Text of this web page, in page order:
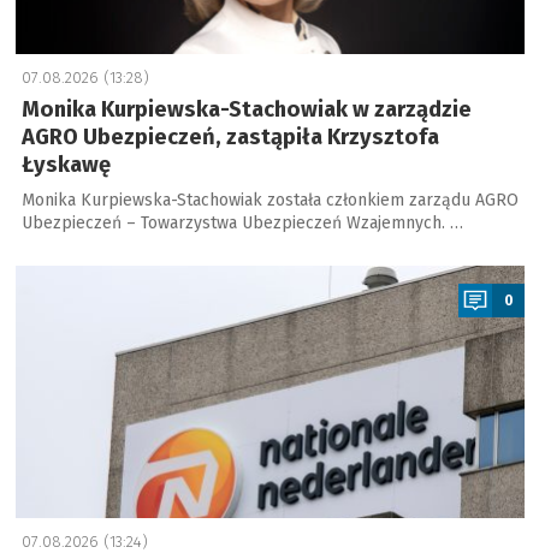
07.08.2026 (13:28)
Monika Kurpiewska-Stachowiak w zarządzie
AGRO Ubezpieczeń, zastąpiła Krzysztofa
Łyskawę
Monika Kurpiewska-Stachowiak została członkiem zarządu AGRO
Ubezpieczeń – Towarzystwa Ubezpieczeń Wzajemnych. …
0
07.08.2026 (13:24)